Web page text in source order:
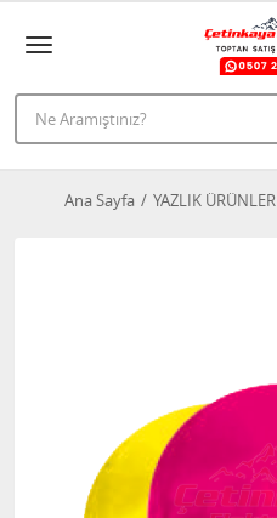
Ana Sayfa YAZLIK ÜRÜNLER